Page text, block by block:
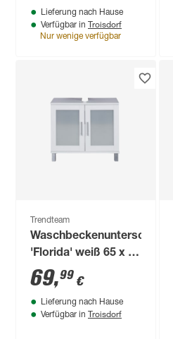
Lieferung nach Hause
Verfügbar in Troisdorf
Nur wenige verfügbar
Trendteam
Waschbeckenunterschrank
'Florida' weiß 65 x 56
x 33 cm
69,99 €
Lieferung nach Hause
Verfügbar in Troisdorf